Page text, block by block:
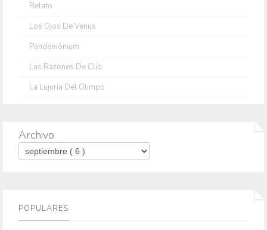
Relato
Los Ojos De Venus
Pandemónium
Las Razones De Clío
La Lujuria Del Olimpo
Archivo
POPULARES